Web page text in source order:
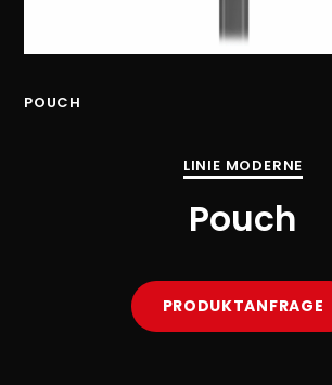
POUCH
LINIE MODERNE
Pouch
PRODUKTANFRAGE